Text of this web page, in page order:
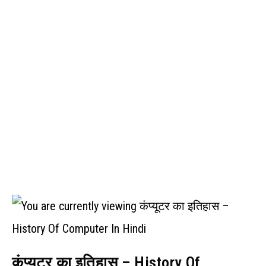
कंप्यूटर का इतिहास – History Of